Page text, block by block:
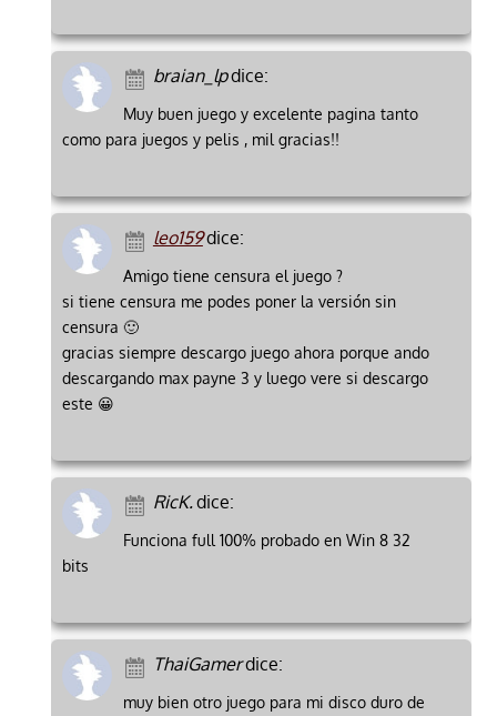
braian_lpdice:
Muy buen juego y excelente pagina tanto
como para juegos y pelis , mil gracias!!
leo159dice:
Amigo tiene censura el juego ?
si tiene censura me podes poner la versión sin
censura 🙂
gracias siempre descargo juego ahora porque ando
descargando max payne 3 y luego vere si descargo
este 😀
RicK.dice:
Funciona full 100% probado en Win 8 32
bits
ThaiGamerdice:
muy bien otro juego para mi disco duro de